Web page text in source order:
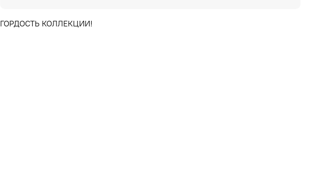
ГОРДОСТЬ КОЛЛЕКЦИИ!